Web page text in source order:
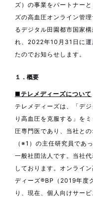
ズ）の事業をパートナー
ズの高血圧オンライン管
るデジタル田園都市国家
れ、2022年10月31日に運
たのでお知らせします。
１．概要
■テレメディーズについて
テレメディーズは、「デ
り高血圧を克服する」を
圧専門医であり、当社と
（※1）の主任研究員であ
一般社団法人です。当社
しております。オンライ
ディーズ®BP（2019年度
り、現在、個人向けサー